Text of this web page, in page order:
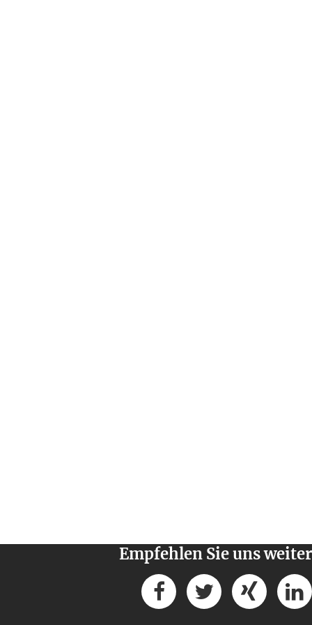
Empfehlen Sie uns weiter